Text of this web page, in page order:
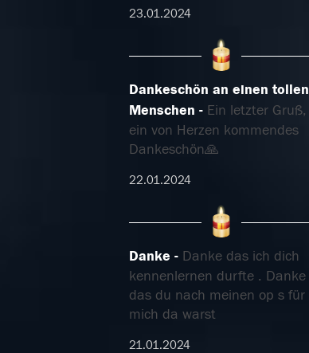
23.01.2024
Dankeschön an einen tollen
Menschen
Ein letzter Gruß,
ein von Herzen kommendes
Dankeschön🙏
22.01.2024
Danke
Danke das ich dich
kennenlernen durfte . Danke
das du nach meinen op s für
mich da warst
21.01.2024